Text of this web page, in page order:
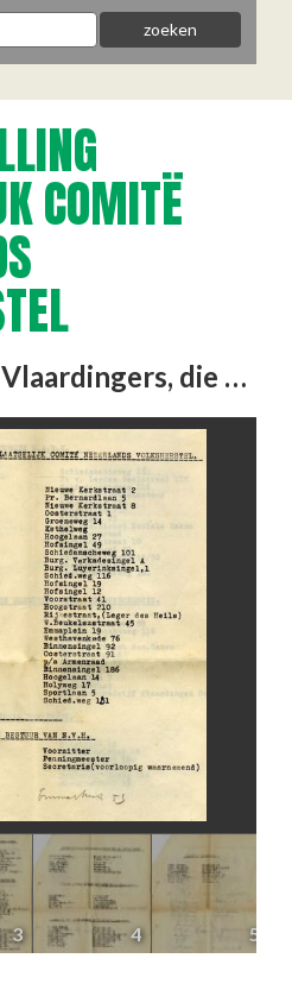
COMITË
Lijst van tal van Vlaardingers, die zich organiseren voor de wederopbouw. Namen en adressen.
3 4 5